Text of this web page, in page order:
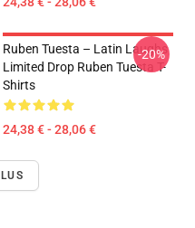
Ruben Tuesta – Latin Laughs
Limited Drop Ruben Tuesta T-
Shirts
24,38 € - 28,06 €
-20%